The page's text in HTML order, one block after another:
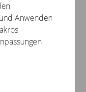
Anwenden